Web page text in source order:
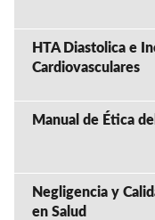
HTA Diastolica e
Cardiovasculares
Manual de Ética
Negligencia y
en Salud